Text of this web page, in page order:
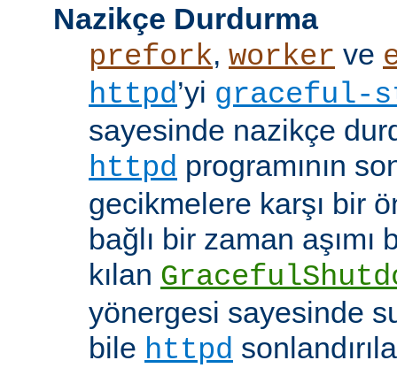
Nazikçe Durdurma
prefork, worker ve
httpd’yi graceful-
sayesinde nazikçe
httpd programının
gecikmelere karşı bir
bağlı bir zaman
kılan
yönergesi sayesinde
bile httpd